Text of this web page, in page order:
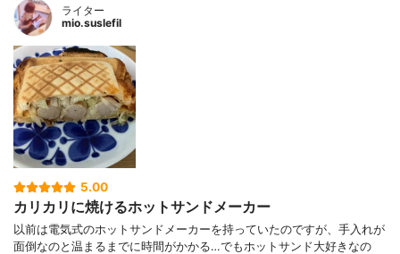
ライター
mio.suslefil
5.00
カリカリに焼けるホットサンドメーカー
以前は電気式のホットサンドメーカーを持っていたのですが、手入れが
面倒なのと温まるまでに時間がかかる…でもホットサンド大好きなの